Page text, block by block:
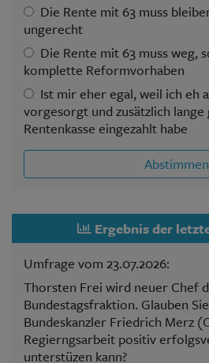
Die Rente mit 63 muss
ungerecht
Die Rente mit 63 muss weg,
komplette Reformvorhaben
Ist mir eher egal, weil ich eh
vorgesorgt und zusätzlich lange
Rentenkasse eingezahlt habe
Abstimmen
Ergebnis der
Umfrage vom 23.07.2026:
Thorsten Frei wird neuer Chef
Bundestagsfraktion. Glauben
Bundeskanzler Friedrich Merz
Regierngsarbeit positiv
unterstüzen kann?